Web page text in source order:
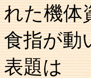
れた機体
食指が動
表題は